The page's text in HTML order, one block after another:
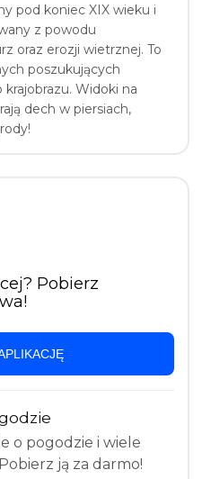
pod koniec XIX wieku i
z powodu
oraz erozji wietrznej. To
poszukujących
krajobrazu. Widoki na
dech w piersiach,
Pobierz
o pogodzie i wiele
ją za darmo!